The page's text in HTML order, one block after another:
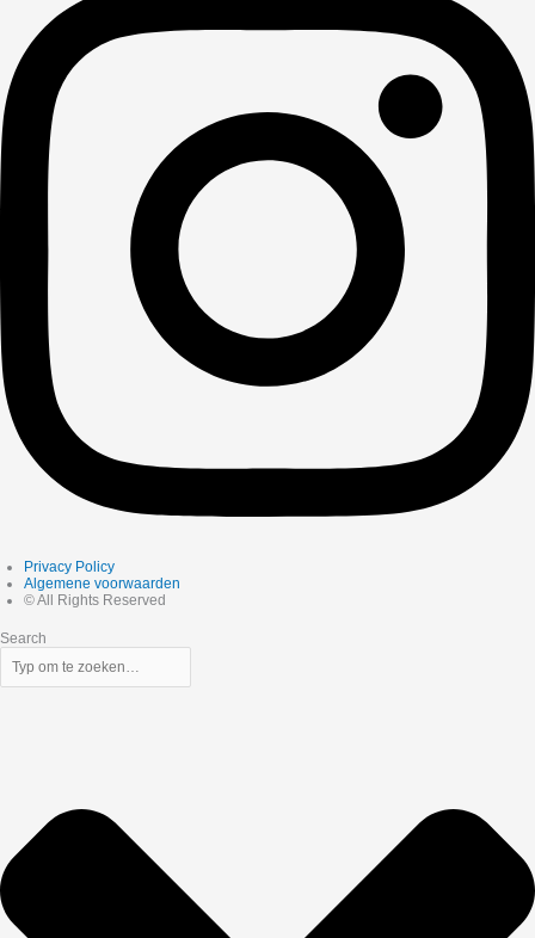
Privacy Policy
Algemene voorwaarden
© All Rights Reserved
Search